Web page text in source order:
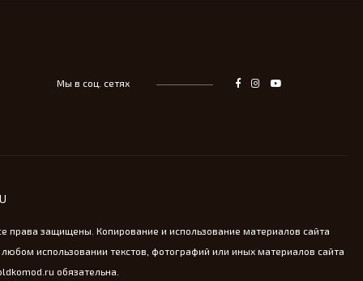
Тарелка для
13 800₽
Мы в соц. сетях
права защищены. Копирование и использование материалов сайта
использовании текстов, фотографий или иных материалов сайта
обязательна.